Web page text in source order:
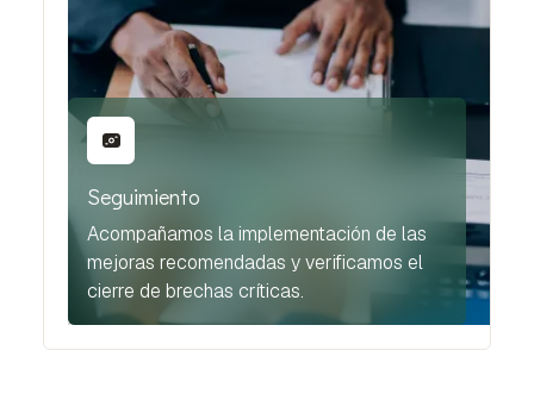
Seguimiento
Acompañamos la implementación de las
mejoras recomendadas y verificamos el
cierre de brechas críticas.